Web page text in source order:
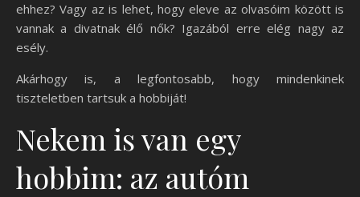
ehhez? Vagy az is lehet, hogy eleve az olvasóim között is
vannak a divatnak élő nők? Igazából erre elég nagy az
esély.
Akárhogy is, a legfontosabb, hogy mindenkinek
tiszteletben tartsuk a hobbiját!
Nekem is van egy
hobbim: az autóm